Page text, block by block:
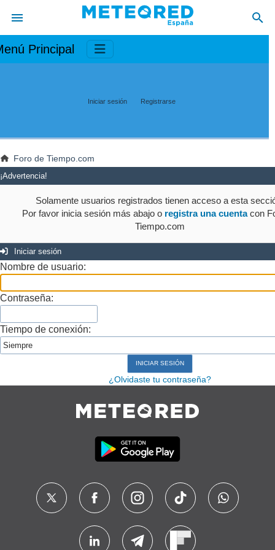
Principal
Iniciar sesión Registrarse
Foro de Tiempo.com
¡Advertencia!
Solamente usuarios registrados tienen acceso a esta
Por favor inicia sesión más abajo o registra una cuentacon
Tiempo.com
Iniciar sesión
Nombre de usuario:
Contraseña:
Tiempo de conexión:
¿Olvidaste tu contraseña?